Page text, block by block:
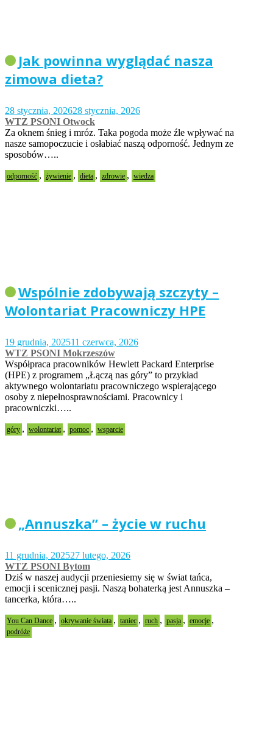
Jak powinna wyglądać nasza
zimowa dieta?
28 stycznia, 202628 stycznia, 2026
WTZ PSONI Otwock
Za oknem śnieg i mróz. Taka pogoda może źle wpływać na
nasze samopoczucie i osłabiać naszą odporność. Jednym ze
sposobów…..
odporność , żywienie , dieta , zdrowie , wiedza
Wspólnie zdobywają szczyty –
Wolontariat Pracowniczy HPE
19 grudnia, 202511 czerwca, 2026
WTZ PSONI Mokrzeszów
Współpraca pracowników Hewlett Packard Enterprise
(HPE) z programem „Łączą nas góry” to przykład
aktywnego wolontariatu pracowniczego wspierającego
osoby z niepełnosprawnościami. Pracownicy i
pracowniczki…..
góry , wolontariat , pomoc , wsparcie
„Annuszka” – życie w ruchu
11 grudnia, 202527 lutego, 2026
WTZ PSONI Bytom
Dziś w naszej audycji przeniesiemy się w świat tańca,
emocji i scenicznej pasji. Naszą bohaterką jest Annuszka –
tancerka, która…..
You Can Dance , okrywanie świata , taniec , ruch , pasja , emocje ,
podróże